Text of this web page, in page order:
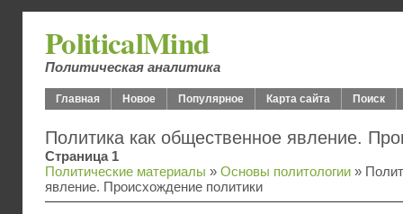
PoliticalMind
Политическая аналитика
Главная Новое Популярное Карта сайта Поиск
Политика как общественное явление.
Страница 1
Политические материалы » Основы политологии »
явление. Происхождение политики